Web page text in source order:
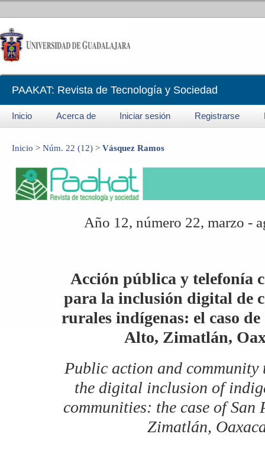
PAAKAT: Revista de Tecnología y Sociedad
Inicio Acerca de Iniciar sesión Registrarse
Inicio > Núm. 22 (12) > Vásquez Ramos
Año 12, número 22, marzo -
Acción pública y telefonía
para la inclusión digital de
rurales indígenas: el caso de
Alto, Zimatlán,
Public action and community
the digital inclusion of
communities: the case of San
Zimatlán,